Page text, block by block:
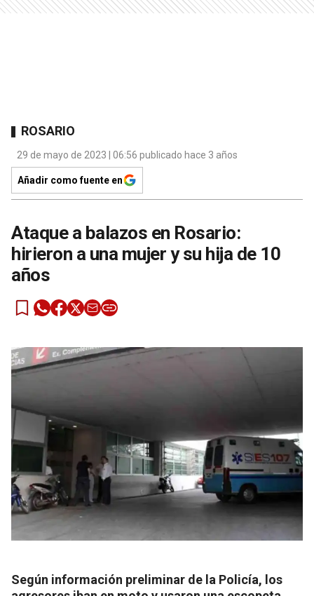
ROSARIO
29 de mayo de 2023 | 06:56 publicado hace 3 años
Añadir como fuente en
Ataque a balazos en Rosario:
hirieron a una mujer y su hija de 10
años
Según información preliminar de la Policía, los